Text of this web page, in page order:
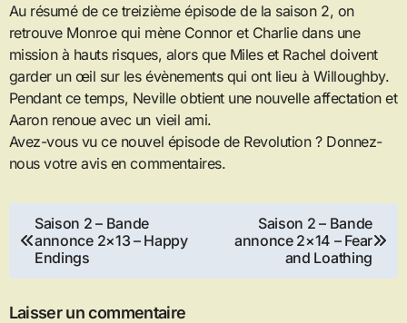
Au résumé de ce treizième épisode de la saison 2, on
retrouve Monroe qui mène Connor et Charlie dans une
mission à hauts risques, alors que Miles et Rachel doivent
garder un œil sur les évènements qui ont lieu à Willoughby.
Pendant ce temps, Neville obtient une nouvelle affectation et
Aaron renoue avec un vieil ami.
Avez-vous vu ce nouvel épisode de Revolution ? Donnez-
nous votre avis en commentaires.
Navigation
de
l’article
Saison 2 – Bande
annonce 2×13 – Happy
Endings
Saison 2 – Bande
annonce 2×14 – Fear
and Loathing
Laisser un commentaire